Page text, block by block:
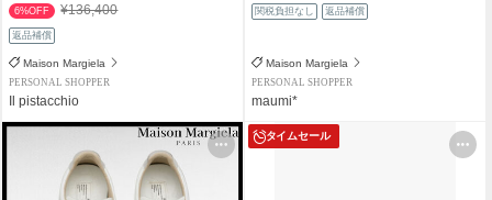
6%OFF ¥136,400
返品補償
Maison Margiela
PERSONAL SHOPPER
Il pistacchio
関税負担なし 返品補償
Maison Margiela
PERSONAL SHOPPER
maumi*
タイムセール